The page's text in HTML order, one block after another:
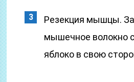
Резекция мышцы.
мышечное волокно
яблоко в свою